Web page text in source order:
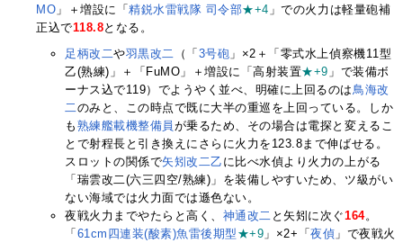
MO 」＋増設に「精鋭水雷戦隊 司令部★+4 」での火力は軽量砲補
正込で118.8となる。
足柄改二や羽黒改二 （「 3号砲 」×2＋「零式水上偵察機11型
乙(熟練)」＋「FuMO」＋増設に「高射装置★+9 」で装備ボ
ーナス込で119）でようやく並べ、明確に上回るのは鳥海改
二のみと、この時点で既に大半の重巡を上回っている。しか
も 熟練艦載機整備員 が乗るため、その場合は電探と変えるこ
とで射程長と引き換えにさらに火力を123.8まで伸ばせる。
スロットの関係で矢矧改二乙 に比べ水偵より火力の上がる
「瑞雲改二(六三四空/熟練)」を装備しやすいため、ツ級がい
ない海域では火力面では遜色ない。
夜戦火力までやたらと高く、 神通改二 と矢矧に次ぐ164。
「 61cm四連装(酸素)魚雷後期型 ★+9 」×2+「夜偵 」で夜戦火